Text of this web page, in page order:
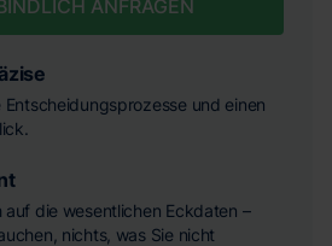
ANFRAGEN
Entscheidungsprozesse und einen
auf die wesentlichen Eckdaten –
nichts, was Sie nicht